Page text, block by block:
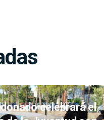
celebrará el